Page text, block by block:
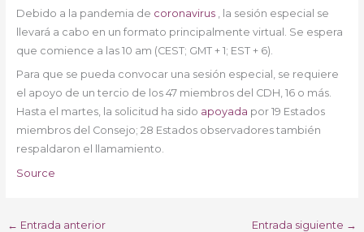
Debido a la pandemia de coronavirus, la sesión especial se
llevará a cabo en un formato principalmente virtual. Se espera
que comience a las 10 am (CEST; GMT + 1; EST + 6).
Para que se pueda convocar una sesión especial, se requiere
el apoyo de un tercio de los 47 miembros del CDH, 16 o más.
Hasta el martes, la solicitud ha sido apoyada por 19 Estados
miembros del Consejo; 28 Estados observadores también
respaldaron el llamamiento.
Source
← Entrada anterior Entrada siguiente →